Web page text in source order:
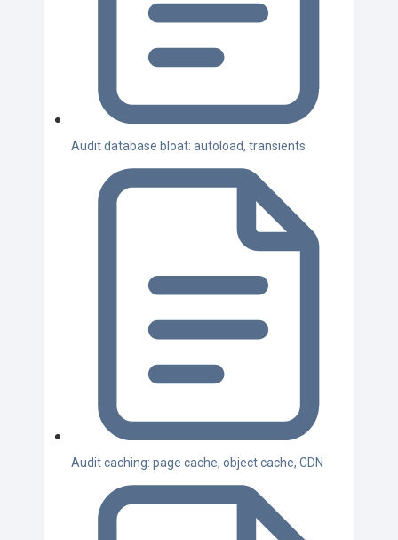
Audit database bloat: autoload, transients
Audit caching: page cache, object cache, CDN